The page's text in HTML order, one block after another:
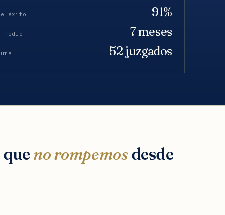
éxito 91%
medio 7 meses
52 juzgados
no rompemosdesde